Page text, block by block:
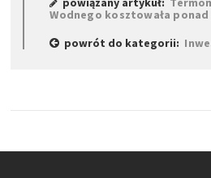
Wodnego kosztowała ponad
powrót do kategorii: